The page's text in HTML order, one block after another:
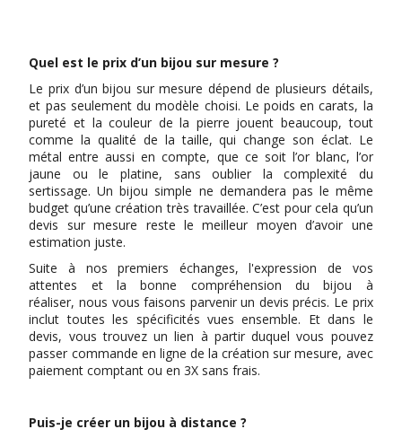
Quel est le prix d’un bijou sur mesure ?
Le prix d’un bijou sur mesure dépend de plusieurs détails,
et pas seulement du modèle choisi. Le poids en carats, la
pureté et la couleur de la pierre jouent beaucoup, tout
comme la qualité de la taille, qui change son éclat. Le
métal entre aussi en compte, que ce soit l’or blanc, l’or
jaune ou le platine, sans oublier la complexité du
sertissage. Un bijou simple ne demandera pas le même
budget qu’une création très travaillée. C’est pour cela qu’un
devis sur mesure reste le meilleur moyen d’avoir une
estimation juste.
Suite à nos premiers échanges, l'expression de vos
attentes et la bonne compréhension du bijou à
réaliser, nous vous faisons parvenir un devis précis. Le prix
inclut toutes les spécificités vues ensemble. Et dans le
devis, vous trouvez un lien à partir duquel vous pouvez
passer commande en ligne de la création sur mesure, avec
paiement comptant ou en 3X sans frais.
Puis-je créer un bijou à distance ?